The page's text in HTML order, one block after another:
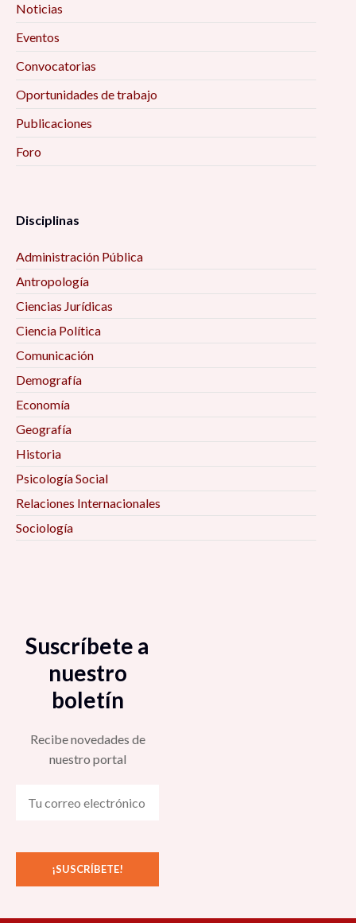
Noticias
Eventos
Convocatorias
Oportunidades de trabajo
Publicaciones
Foro
Disciplinas
Administración Pública
Antropología
Ciencias Jurídicas
Ciencia Política
Comunicación
Demografía
Economía
Geografía
Historia
Psicología Social
Relaciones Internacionales
Sociología
Suscríbete a
nuestro
boletín
Recibe novedades de
nuestro portal